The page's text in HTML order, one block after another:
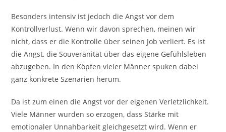
Besonders intensiv ist jedoch die Angst vor dem
Kontrollverlust. Wenn wir davon sprechen, meinen wir
nicht, dass er die Kontrolle über seinen Job verliert. Es ist
die Angst, die Souveränität über das eigene Gefühlsleben
abzugeben. In den Köpfen vieler Männer spuken dabei
ganz konkrete Szenarien herum.
Da ist zum einen die Angst vor der eigenen Verletzlichkeit.
Viele Männer wurden so erzogen, dass Stärke mit
emotionaler Unnahbarkeit gleichgesetzt wird. Wenn er